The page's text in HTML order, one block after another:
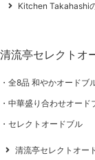
Kitchen Takahashi
清流亭セレクトオ
全8品 和やかオードブ
中華盛り合わせオード
セレクトオードブル
清流亭セレクトオー